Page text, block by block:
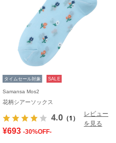
タイムセール対象 SALE
Samansa Mos2
花柄シアーソックス
4.0 （1）
レビュー
を見る
¥693 -30%OFF-